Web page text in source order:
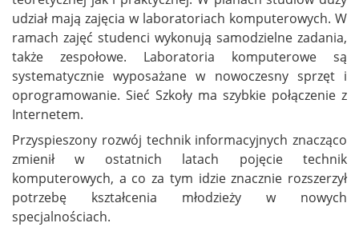
udział mają zajęcia w laboratoriach komputerowych. W
ramach zajęć studenci wykonują samodzielne zadania,
także zespołowe. Laboratoria komputerowe są
systematycznie wyposażane w nowoczesny sprzęt i
oprogramowanie. Sieć Szkoły ma szybkie połączenie z
Internetem.
Przyspieszony rozwój technik informacyjnych znacząco
zmienił w ostatnich latach pojęcie technik
komputerowych, a co za tym idzie znacznie rozszerzył
potrzebę kształcenia młodzieży w nowych
specjalnościach.